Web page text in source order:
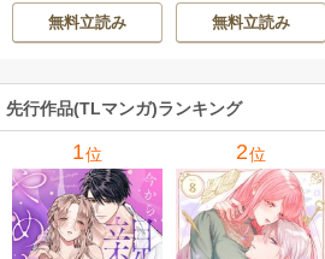
同僚は甘い快楽で
私を壊す～
無料立読み
り事情 こっそり家
を出るつもりが、
るほど溺愛されて
ます
/ 佐倉響 /
が月見
無料立読み
先行作品(TLマンガ)ランキング
1位 2位